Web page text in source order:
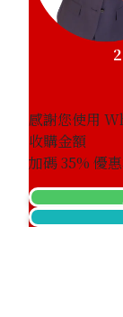
感謝您使用
收購金額
加碼35% 優